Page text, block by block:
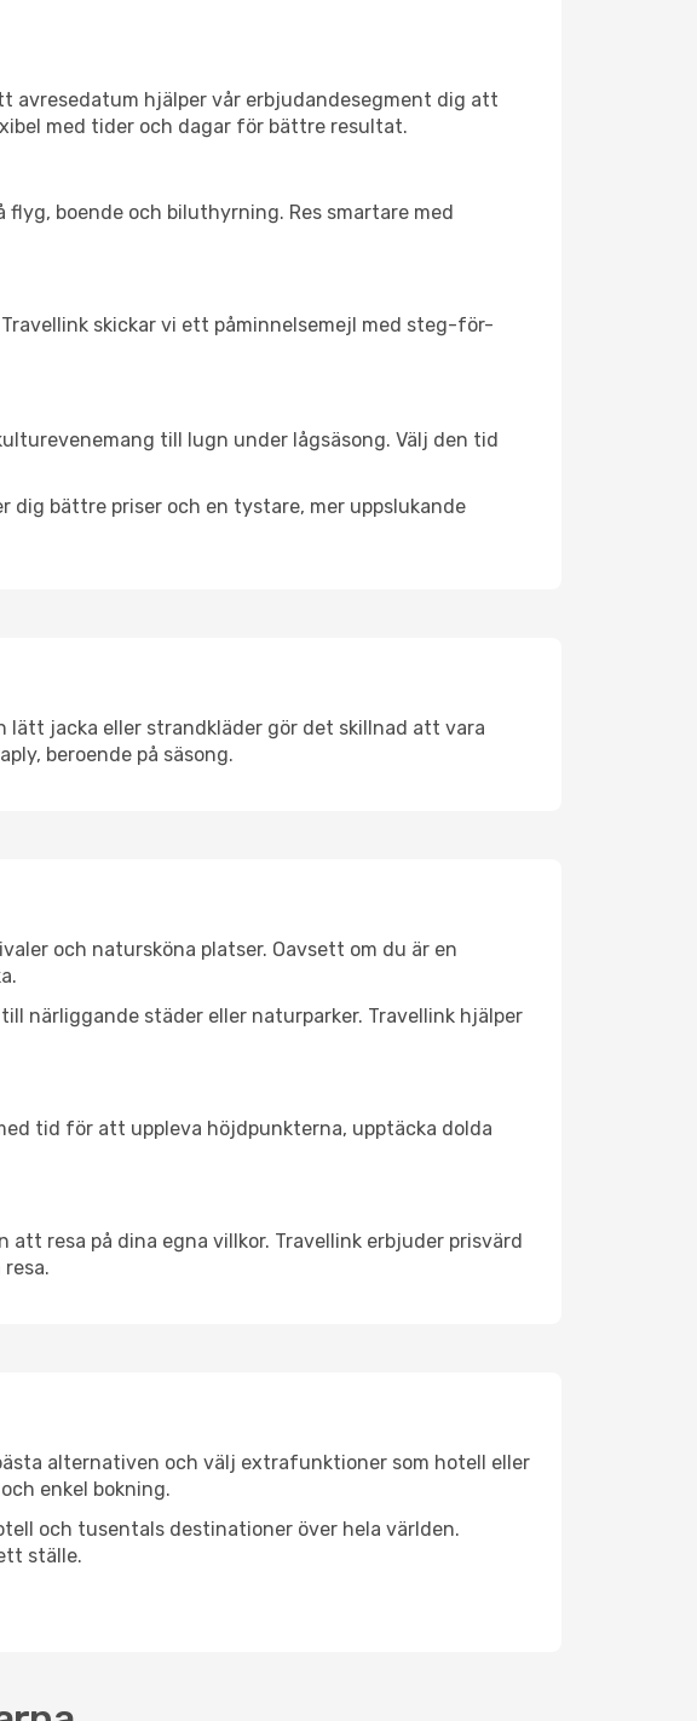
avresedatum hjälper vår erbjudandesegment dig att
med tider och dagar för bättre resultat.
boende och biluthyrning. Res smartare med
skickar vi ett påminnelsemejl med steg-för-
till lugn under lågsäsong. Välj den tid
dig bättre priser och en tystare, mer uppslukande
lätt jacka eller strandkläder gör det skillnad att vara
beroende på säsong.
och natursköna platser. Oavsett om du är en
närliggande städer eller naturparker. Travellink hjälper
tid för att uppleva höjdpunkterna, upptäcka dolda
resa på dina egna villkor. Travellink erbjuder prisvärd
alternativen och välj extrafunktioner som hotell eller
enkel bokning.
och tusentals destinationer över hela världen.
ställe.